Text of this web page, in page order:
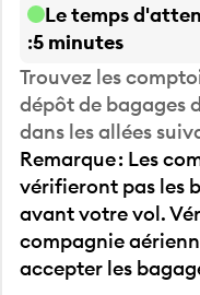
Le temps
5 minutes
Trouvez les
dépôt de bagages
dans les allées
Remarque : Les
vérifieront pas les
avant votre vol.
compagnie
accepter les